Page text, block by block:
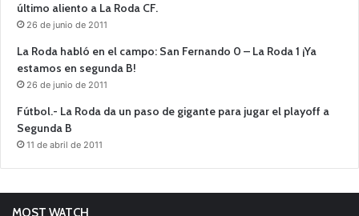
último aliento a La Roda CF.
26 de junio de 2011
La Roda habló en el campo: San Fernando 0 – La Roda 1 ¡Ya
estamos en segunda B!
26 de junio de 2011
Fútbol.- La Roda da un paso de gigante para jugar el playoff a
Segunda B
11 de abril de 2011
MOST WATCH